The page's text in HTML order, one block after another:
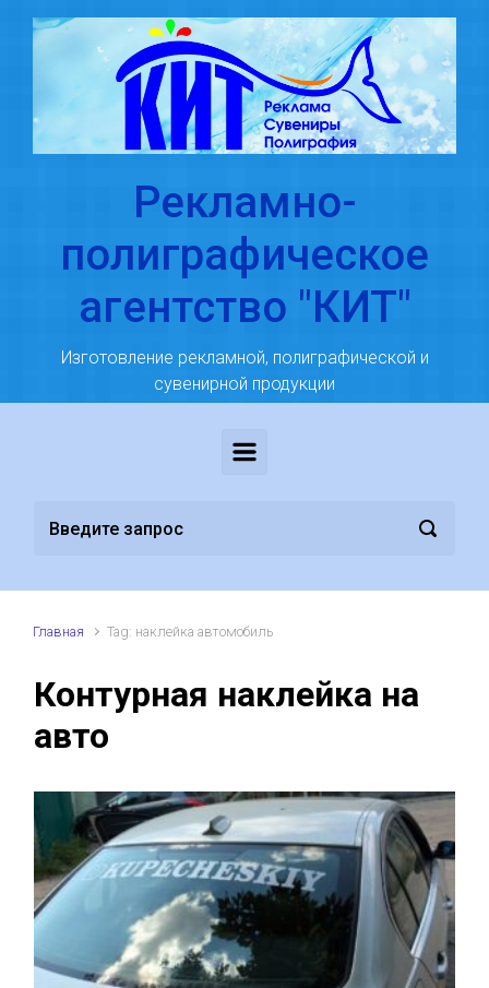
Skip to main content
Рекламно-
полиграфическое
агентство "КИТ"
Изготовление рекламной, полиграфической и
сувенирной продукции
Главная Tag: наклейка автомобиль
Контурная наклейка на
авто